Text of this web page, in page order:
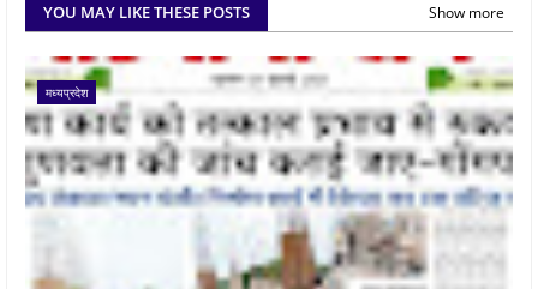
YOU MAY LIKE THESE POSTS Show more
मध्यप्रदेश